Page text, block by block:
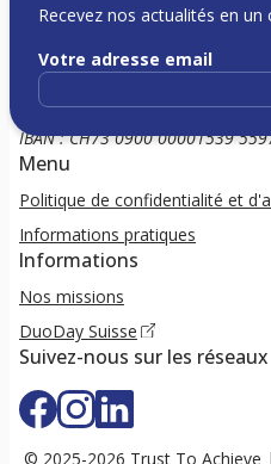
Recevez nos actualités en un
Votre adresse email
c/o Matteo Inaudi
Genève 1206
IBAN : CH73 0900 00001539
Menu
Politique de confidentialité et
Informations pratiques
Informations
Nos missions
DuoDay Suisse
Suivez-nous sur les réseaux
© 2025-2026 Trust To Achieve